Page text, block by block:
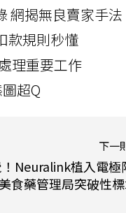
網揭無良賣家手法
款規則秒懂
理重要工作
超Q
下一
Neuralink植入電極
食藥管理局突破性